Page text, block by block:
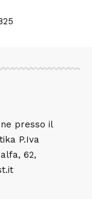
presso il
P.Iva
62,